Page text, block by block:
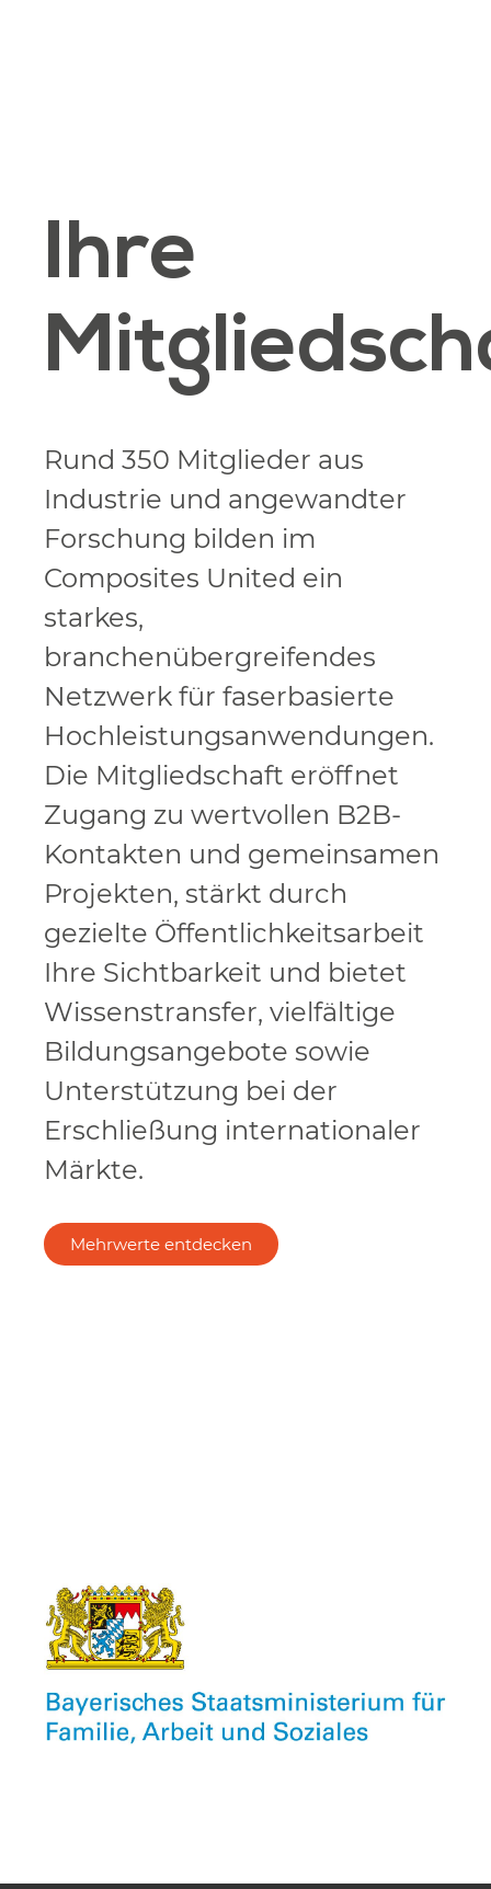
Ihre
Rund 350 Mitglieder aus
Industrie und angewandter
Forschung bilden im
Composites United ein
starkes,
branchenübergreifendes
Netzwerk für faserbasierte
Hochleistungsanwendungen.
Die Mitgliedschaft eröffnet
Zugang zu wertvollen B2B-
Kontakten und gemeinsamen
Projekten, stärkt durch
gezielte Öffentlichkeitsarbeit
Ihre Sichtbarkeit und bietet
Wissenstransfer, vielfältige
Bildungsangebote sowie
Unterstützung bei der
Erschließung internationaler
Märkte.
Mehrwerte entdecken